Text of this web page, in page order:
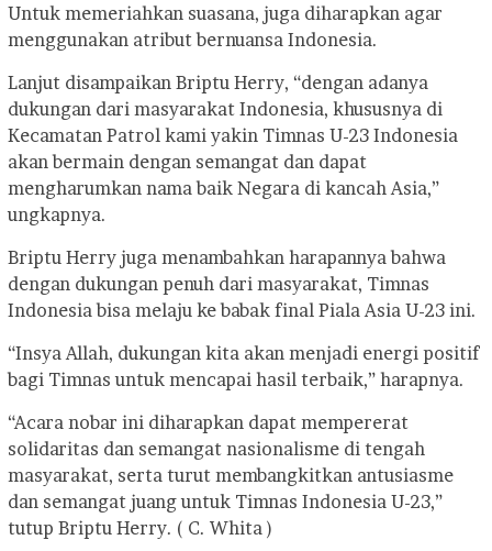
Untuk memeriahkan suasana, juga diharapkan agar
menggunakan atribut bernuansa Indonesia.
Lanjut disampaikan Briptu Herry, “dengan adanya
dukungan dari masyarakat Indonesia, khususnya di
Kecamatan Patrol kami yakin Timnas U-23 Indonesia
akan bermain dengan semangat dan dapat
mengharumkan nama baik Negara di kancah Asia,”
ungkapnya.
Briptu Herry juga menambahkan harapannya bahwa
dengan dukungan penuh dari masyarakat, Timnas
Indonesia bisa melaju ke babak final Piala Asia U-23 ini.
“Insya Allah, dukungan kita akan menjadi energi positif
bagi Timnas untuk mencapai hasil terbaik,” harapnya.
“Acara nobar ini diharapkan dapat mempererat
solidaritas dan semangat nasionalisme di tengah
masyarakat, serta turut membangkitkan antusiasme
dan semangat juang untuk Timnas Indonesia U-23,”
tutup Briptu Herry. ( C. Whita )